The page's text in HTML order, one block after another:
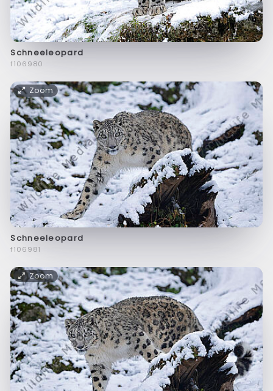
Schneeleopard
f106980
Zoom
Schneeleopard
f106981
Zoom